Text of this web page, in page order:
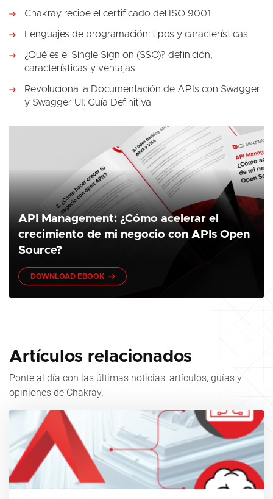
Chakray recibe el certificado del ISO 9001
Lenguajes de programación: tipos y características
¿Qué es el Single Sign on (SSO)? definición,
características y ventajas
Revoluciona la Documentación de APIs con Swagger
y Swagger UI: Guía Definitiva
API Management: ¿Cómo acelerar el
crecimiento de mi negocio con APIs Open
Source?
DOWNLOAD EBOOK
Artículos relacionados
Ponte al día con las últimas noticias, artículos, guías y
opiniones de Chakray.